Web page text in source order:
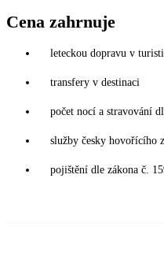
Cena zahrnuje
leteckou dopravu v
transfery v destinaci
počet nocí a stravování
služby česky hovořícího
pojištění dle zákona č.